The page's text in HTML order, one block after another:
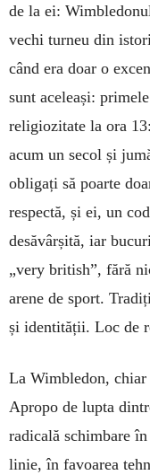
de la ei:
vechi turneu din
când era doar o
sunt aceleași:
religiozitate la ora
acum un secol și
obligați să poarte
respectă, și ei, un
desăvârșită, iar
„very british”, fără
arene de sport.
și identității. Loc de
La Wimbledon, chiar
Apropo de lupta
radicală schimbare
linie, în favoarea